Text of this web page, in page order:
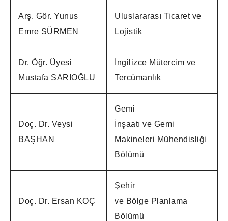
Arş. Gör. Yunus
Emre SÜRMEN
Uluslararası Ticaret ve
Lojistik
Dr. Öğr. Üyesi
Mustafa SARIOĞLU
İngilizce Mütercim ve
Tercümanlık
Doç. Dr. Veysi
BAŞHAN
Gemi
İnşaatı ve Gemi
Makineleri Mühendisliği
Bölümü
Doç. Dr. Ersan KOÇ
Şehir
ve Bölge Planlama
Bölümü